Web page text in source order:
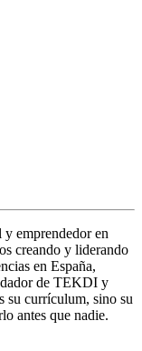
emprendedor en
creando y liderando
en España,
de TEKDI y
su currículum, sino su
antes que nadie.